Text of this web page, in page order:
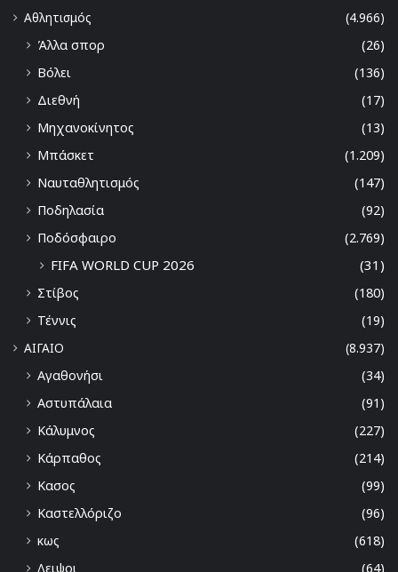
Αθλητισμός
(4.966)
Άλλα σπορ
(26)
Βόλει
(136)
Διεθνή
(17)
Μηχανοκίνητος
(13)
Μπάσκετ
(1.209)
Ναυταθλητισμός
(147)
Ποδηλασία
(92)
Ποδόσφαιρο
(2.769)
FIFA WORLD CUP 2026 (31)
Στίβος
(180)
Τέννις
(19)
ΑΙΓΑΙΟ
(8.937)
Αγαθονήσι
(34)
Αστυπάλαια
(91)
Κάλυμνος
(227)
Κάρπαθος
(214)
Κασος
(99)
Καστελλόριζο
(96)
κως
(618)
Λειψοι
(64)